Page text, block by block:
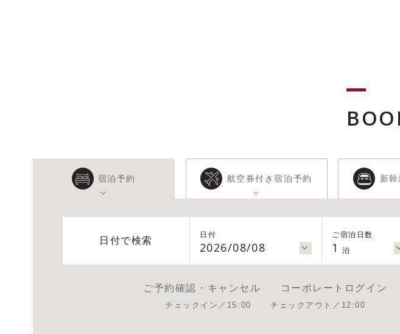
宿泊予約 航空券付き宿泊予約 新
日付で検索
日付
2026/08/08
ご宿泊日数
1 泊
ご予約確認・キャンセル コーポレートログイン
チェックイン／15:00 チェックアウト／12:00